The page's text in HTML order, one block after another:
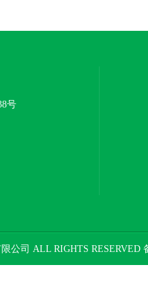
号
公司 ALL RIGHTS RESERVED